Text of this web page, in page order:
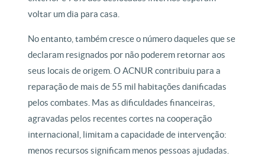
voltar um dia para casa.
No entanto, também cresce o número daqueles que se
declaram resignados por não poderem retornar aos
seus locais de origem. O ACNUR contribuiu para a
reparação de mais de 55 mil habitações danificadas
pelos combates. Mas as dificuldades financeiras,
agravadas pelos recentes cortes na cooperação
internacional, limitam a capacidade de intervenção:
menos recursos significam menos pessoas ajudadas.